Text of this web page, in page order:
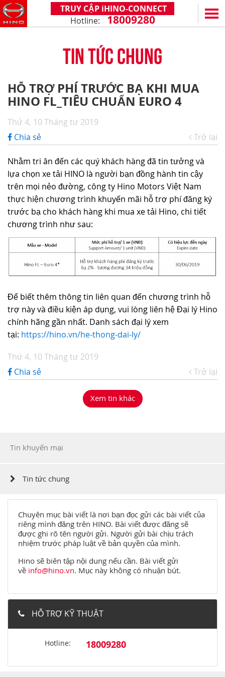
TRUY CẬP iHINO-CONNECT
Hotline: 18009280
SERIES 300
(Tải trọng: 1,8 - 4,4 tấn)
XZU650 - 4,99 TẤN (CABIN TIÊU CHUẨN)
XZU710 - 5,5 TẤN (CABIN RỘNG)
XZU720 - 7,5 TẤN (CABIN RỘNG)
XZU730 - 8,5 TẤN (CABIN RỘNG)
SERIES 500
SERIES 700
(KL kéo theo: 39 tấn)
SS2P 6X4 - 413 PS
DỊCH VỤ VÀ PHỤ TÙNG
CHÍNH SÁCH BẢO HÀNH
PHỤ TÙNG CHÍNH HÃNG
HỖ TRỢ TỔNG THỂ
DỊCH VỤ TÀI CHÍNH HINO
ĐẠI LÝ
HỆ THỐNG ĐẠI LÝ
TIN TỨC
TIN TỨC CHUNG
CÙNG HÀNH TRÌNH
CÂU HỎI THƯỜNG GẶP
CHIA SẺ TỪ KHÁCH HÀNG
THỦ THUẬT LÁI XE
VỀ CHÚNG TÔI
HINO MOTORS VIỆT NAM
CHẶNG ĐƯỜNG
CÔNG NGHỆ
TUYỂN DỤNG
HOẠT ĐỘNG CỘNG ĐỒNG
LIÊN HỆ
TIN TỨC CHUNG
HỖ TRỢ PHÍ TRƯỚC BẠ KHI MUA
HINO FL_TIÊU CHUẨN EURO 4
Thứ 4, 10 Tháng tư 2019
Chia sẻ
Trở lại
Nhằm tri ân đến các quý khách hàng đã tin tưởng và
lựa chọn xe tải HINO là người bạn đồng hành tin cậy
trên mọi nẻo đường, công ty Hino Motors Việt Nam
thực hiện chương trình khuyến mãi hỗ trợ phí đăng ký
trước bạ cho khách hàng khi mua xe tải Hino, chi tiết
chương trình như sau:
Để biết thêm thông tin liên quan đến chương trình hỗ
trợ này và điều kiện áp dụng, vui lòng liên hệ Đại lý Hino
chính hãng gần nhất. Danh sách đại lý xem
tại: https://hino.vn/he-thong-dai-ly/
Thứ 4, 10 Tháng tư 2019
Chia sẻ
Trở lại
Xem tin khác
Tin khuyến mại
Tin tức chung
Chuyên mục bài viết là nơi bạn đọc gửi các bài viết của
riêng mình đăng trên HINO. Bài viết được đăng sẽ
được ghi rõ tên người gửi. Người gửi bài chịu trách
nhiệm trước pháp luật về bản quyền của mình.
Hino sẽ biên tập nội dung nếu cần. Bài viết gửi
về info@hino.vn. Mục này không có nhuận bút.
HỖ TRỢ KỸ THUẬT
Hotline: 18009280